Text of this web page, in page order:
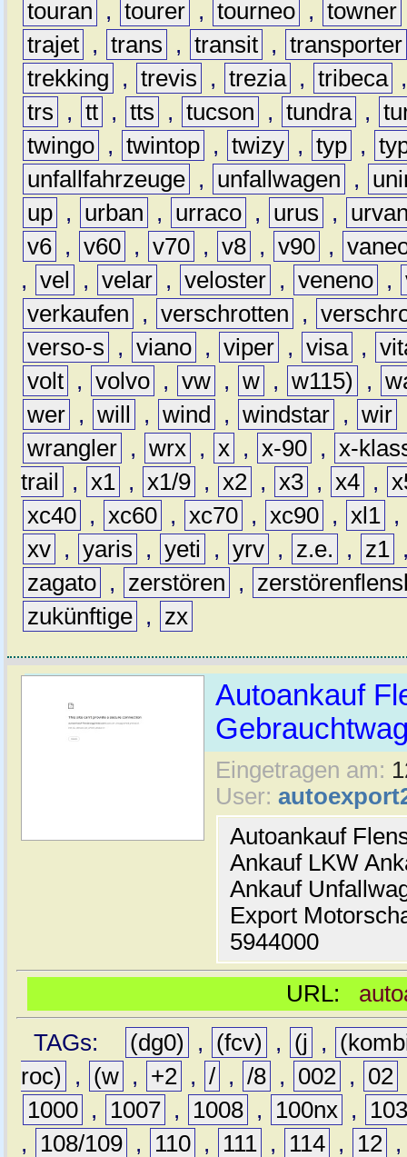
touran , tourer , tourneo , towner
trajet , trans , transit , transporter
trekking
, trevis , trezia , tribeca
trs
, tt , tts , tucson , tundra ,
twingo , twintop , twizy , typ ,
unfallfahrzeuge , unfallwagen ,
up , urban , urraco , urus ,
v6 , v60 , v70 , v8 , v90 ,
, vel , velar , veloster , veneno ,
verkaufen
, verschrotten ,
verso-s
, viano , viper , visa ,
volt , volvo , vw , w , w115) ,
wer , will , wind , windstar , wir
wrangler , wrx , x , x-90 , x-
trail
, x1 , x1/9 , x2 , x3 , x4 ,
xc40 , xc60 , xc70 , xc90 , xl1 ,
xv , yaris , yeti , yrv , z.e. , z1
zagato , zerstören ,
zukünftige , zx
Autoankauf
Eingetragen am:
User:
Autoankauf
Ankauf LKW
Ankauf
Export
5944000
URL:
TAGs:
(dg0) , (fcv) , (j ,
roc)
, (w , +2 , / , /8 , 002 , 02
1000 , 1007 , 1008 , 100nx ,
,
108/109 , 110 , 111 , 114 , 12